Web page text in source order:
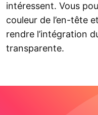
intéressent. Vous
couleur de l’en-tête
rendre l’intégration
transparente.